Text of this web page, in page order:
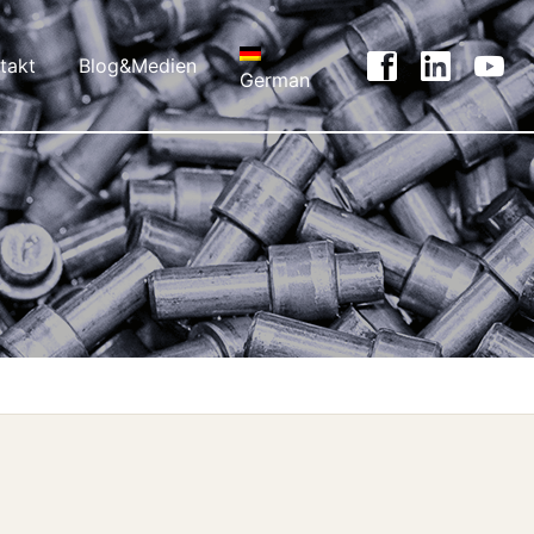
Blog&Medien
German